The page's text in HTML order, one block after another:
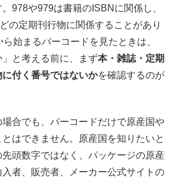
978や979は書籍のISBNに関係し、
の定期刊行物に関係することがあり
始まるバーコードを見たときは、
」と考える前に、まず本・雑誌・定期
付く番号ではないかを確認するのが
合でも、バーコードだけで原産国や
はできません。原産国を知りたいと
頭数字ではなく、パッケージの原産
者、販売者、メーカー公式サイトの